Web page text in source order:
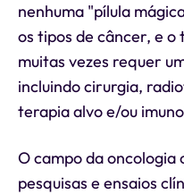
nenhuma "pílula
os tipos de câncer, e
muitas vezes requer
incluindo cirurgia,
terapia alvo e/ou
O campo da oncologia
pesquisas e ensaios